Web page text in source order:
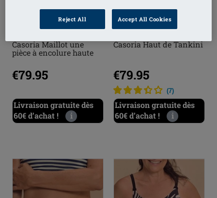
Casoria Maillot une
pièce à encolure haute
€79.95
Livraison gratuite dès
60€ d’achat !
i
Casoria Haut de Tankini
€79.95
(7)
Livraison gratuite dès
60€ d’achat !
i
Reject All Accept All Cookies